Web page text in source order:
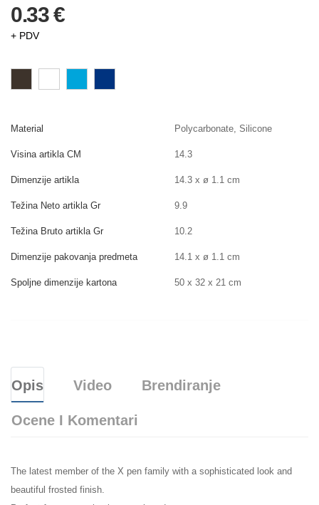
0.33 €
+ PDV
Material Polycarbonate, Silicone
Visina artikla CM 14.3
Dimenzije artikla 14.3 x ø 1.1 cm
Težina Neto artikla Gr 9.9
Težina Bruto artikla Gr 10.2
Dimenzije pakovanja predmeta 14.1 x ø 1.1 cm
Spoljne dimenzije kartona 50 x 32 x 21 cm
Opis Video Brendiranje
Ocene I Komentari
The latest member of the X pen family with a sophisticated look and
beautiful frosted finish.